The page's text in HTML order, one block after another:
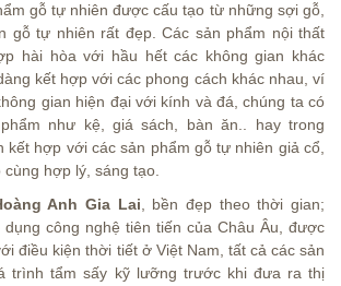
gỗ tự nhiên được cấu tạo từ những sợi gỗ,
gỗ tự nhiên rất đẹp. Các sản phẩm nội thất
hài hòa với hầu hết các không gian khác
kết hợp với các phong cách khác nhau, ví
gian hiện đại với kính và đá, chúng ta có
như kệ, giá sách, bàn ăn.. hay trong
kết hợp với các sản phẩm gỗ tự nhiên giả cổ,
hợp lý, sáng tạo.
Anh Gia Lai, bền đẹp theo thời gian;
dụng công nghệ tiên tiến của Châu Âu, được
điều kiện thời tiết ở Việt Nam, tất cả các sản
trình tẩm sấy kỹ lưỡng trước khi đưa ra thị